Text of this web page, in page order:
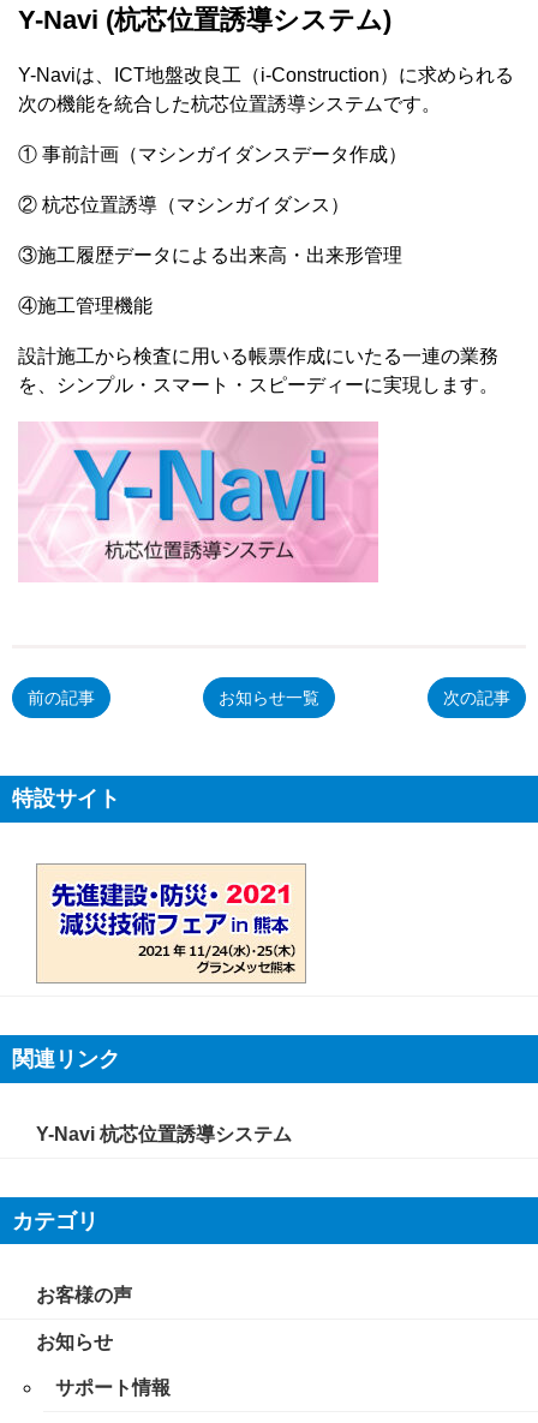
Y-Navi (杭芯位置誘導システム)
Y-Naviは、ICT地盤改良工（i-Construction）に求められる
次の機能を統合した杭芯位置誘導システムです。
① 事前計画（マシンガイダンスデータ作成）
② 杭芯位置誘導（マシンガイダンス）
③施工履歴データによる出来高・出来形管理
④施工管理機能
設計施工から検査に用いる帳票作成にいたる一連の業務
を、シンプル・スマート・スピーディーに実現します。
前の記事 次の記事
お知らせ一覧
特設サイト
関連リンク
Y-Navi 杭芯位置誘導システム
カテゴリ
お客様の声
お知らせ
サポート情報